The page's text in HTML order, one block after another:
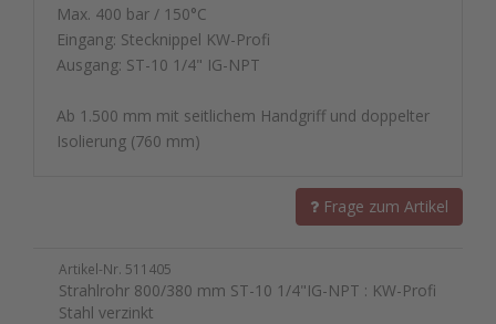
Max. 400 bar / 150°C
Eingang: Stecknippel KW-Profi
Ausgang: ST-10 1/4" IG-NPT
Ab 1.500 mm mit seitlichem Handgriff und doppelter
Isolierung (760 mm)
Frage zum Artikel
Artikel-Nr. 511405
Strahlrohr 800/380 mm ST-10 1/4"IG-NPT : KW-Profi
Stahl verzinkt